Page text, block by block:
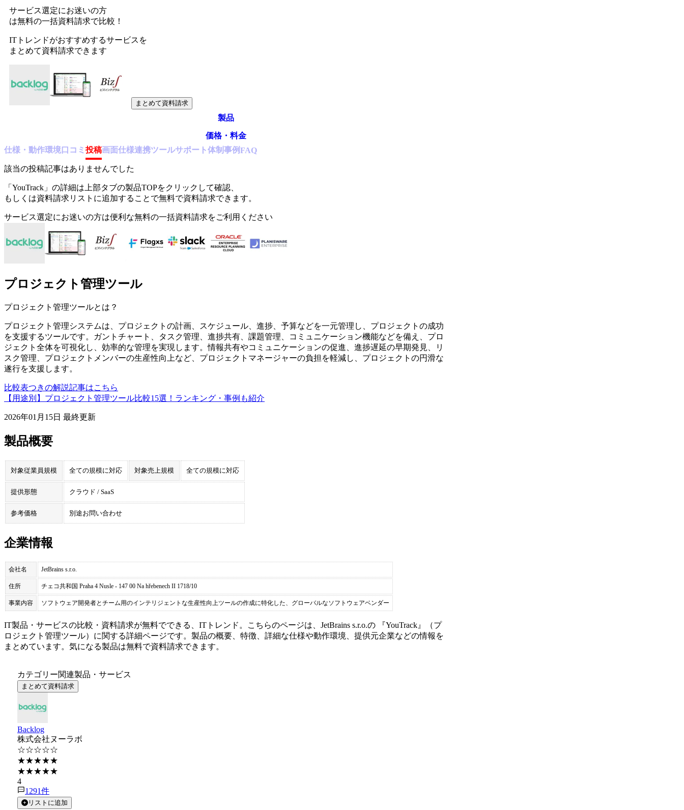
サービス選定にお迷いの方
は無料の一括資料請求で比較！
ITトレンドがおすすめするサービスを
まとめて資料請求できます
まとめて資料請求
製品
価格・料金
仕様・動作環境口コミ投稿画面仕様連携ツールサポート体制 事例FAQ
該当の投稿記事はありませんでした
「 YouTrack 」の詳細は上部タブの製品TOPをクリックして確認、
もしくは資料請求リストに追加することで無料で資料請求できます。
サービス選定にお迷いの方は便利な無料の一括資料請求をご利用ください
プロジェクト管理ツール
プロジェクト管理ツールとは？
プロジェクト管理システムは、プロジェクトの計画、スケジュール、進捗、予算などを一元管理し、プロジェクトの成功
を支援するツールです。ガントチャート、タスク管理、進捗共有、課題管理、コミュニケーション機能などを備え、プロ
ジェクト全体を可視化し、効率的な管理を実現します。情報共有やコミュニケーションの促進、進捗遅延の早期発見、リ
スク管理、プロジェクトメンバーの生産性向上など、プロジェクトマネージャーの負担を軽減し、プロジェクトの円滑な
遂行を支援します。
比較表つきの解説記事はこちら
【用途別】プロジェクト管理ツール比較15選！ランキング・事例も紹介
2026年01月15日 最終更新
製品概要
対象従業員規模 全ての規模に対応 対象売上規模 全ての規模に対応
提供形態 クラウド / SaaS
参考価格 別途お問い合わせ
企業情報
会社名 JetBrains s.r.o.
住所 チェコ共和国 Praha 4 Nusle - 147 00 Na hřebenech II 1718/10
事業内容 ソフトウェア開発者とチーム用のインテリジェントな生産性向上ツールの作成に特化した、グローバルなソフトウェアベンダー
IT製品・サービスの比較・資料請求が無料でできる、ITトレンド。こちらのページは、 JetBrains s.r.o.の 『YouTrack』（プ
ロジェクト管理ツール）に関する詳細ページです。製品の概要、特徴、詳細な仕様や動作環境、提供元企業などの情報を
まとめています。気になる製品は無料で資料請求できます。
カテゴリー関連製品・サービス
まとめて資料請求
Backlog
株式会社ヌーラボ
☆☆☆☆☆
★★★★★
★★★★★
4
1291件
リストに追加